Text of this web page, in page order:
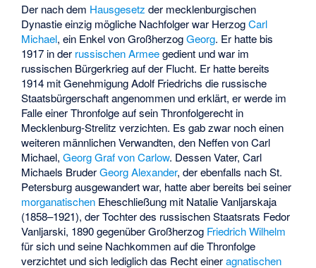
Der nach dem Hausgesetz der mecklenburgischen
Dynastie einzig mögliche Nachfolger war HerzogCarl
Michael, ein Enkel von GroßherzogGeorg. Er hatte bis
1917 in der russischen Armeegedient und war im
russischen Bürgerkrieg auf der Flucht. Er hatte bereits
1914 mit Genehmigung Adolf Friedrichs die russische
Staatsbürgerschaft angenommen und erklärt, er werde im
Falle einer Thronfolge auf sein Thronfolgerecht in
Mecklenburg-Strelitz verzichten. Es gab zwar noch einen
weiteren männlichen Verwandten, den Neffen von Carl
Michael,Georg Graf von Carlow. Dessen Vater, Carl
Michaels BruderGeorg Alexander, der ebenfalls nach St.
Petersburg ausgewandert war, hatte aber bereits bei seiner
morganatischen Eheschließung mit Natalie Vanljarskaja
(1858–1921), der Tochter des russischen Staatsrats Fedor
Vanljarski, 1890 gegenüber Großherzog Friedrich Wilhelm
für sich und seine Nachkommen auf die Thronfolge
verzichtet und sich lediglich das Recht eineragnatischen